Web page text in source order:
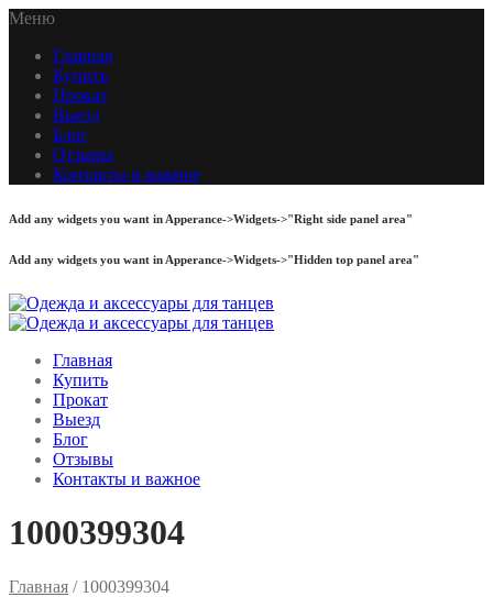
Меню
Главная
Купить
Прокат
Выезд
Блог
Отзывы
Контакты и важное
Add any widgets you want in Apperance->Widgets->"Right side panel area"
Add any widgets you want in Apperance->Widgets->"Hidden top panel area"
Главная
Купить
Прокат
Выезд
Блог
Отзывы
Контакты и важное
1000399304
Главная / 1000399304